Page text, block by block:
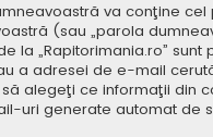
va conţine
(sau „parola
la „Rapitorimania.ro”
a adresei de e-mail
alegeţi ce informaţii din
uri generate automat de